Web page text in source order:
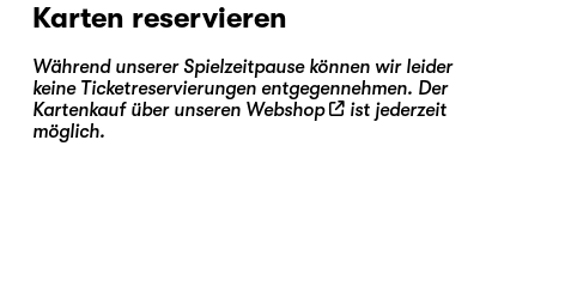
Karten reservieren
Während unserer Spielzeitpause können wir leider
keine Ticketreservierungen entgegennehmen. Der
Kartenkauf über unseren Webshop
ist jederzeit
möglich.